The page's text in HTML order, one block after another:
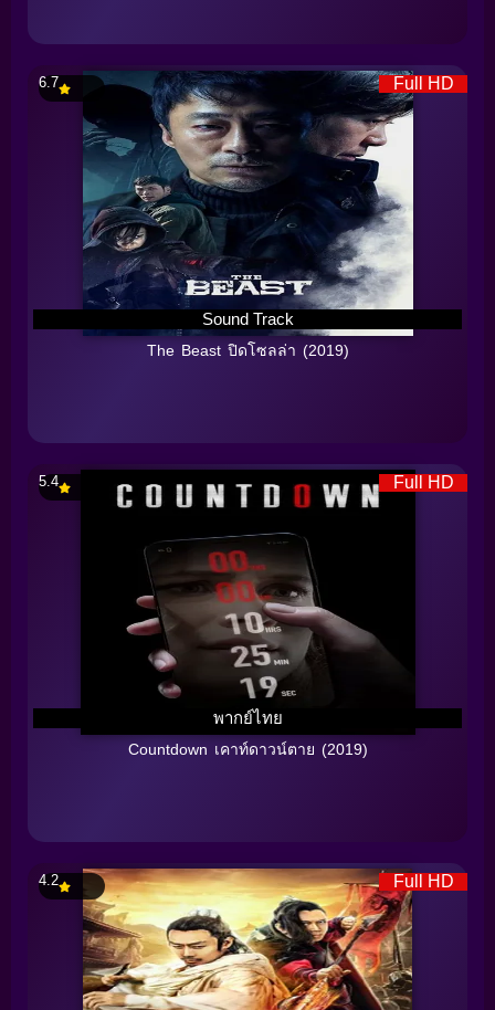
Full HD
Sound Track
6.7
The Beast ปิดโซลล่า (2019)
Full HD
พากย์ไทย
5.4
Countdown เคาท์ดาวน์ตาย (2019)
Full HD
4.2